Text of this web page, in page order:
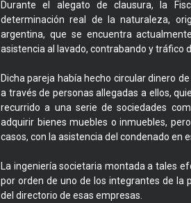
Durante el alegato de clausura, la
determinación real de la naturaleza,
argentina, que se encuentra
asistencia al lavado, contrabando y tráfico
Dicha pareja había hecho circular dinero
a través de personas allegadas a ellos,
recurrido a una serie de sociedades
adquirir bienes muebles o inmuebles,
casos, con la asistencia del condenado en
La ingeniería societaria montada a tales
por orden de uno de los integrantes de la
del directorio de esas empresas.